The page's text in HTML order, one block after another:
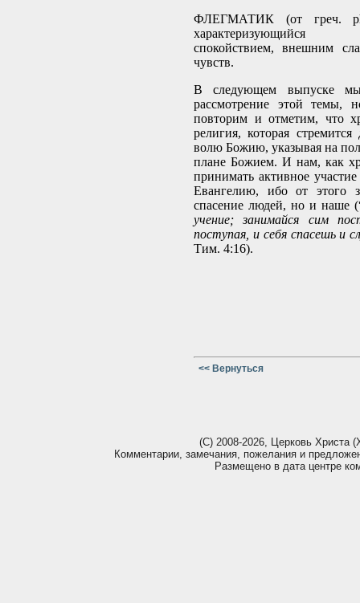
ФЛЕГМАТИК (от греч.
характеризующийся
спокойствием, внешним
чувств.
В следующем выпуске
рассмотрение этой темы,
повторим и отметим, что
религия, которая
волю Божию, указывая на
плане Божием. И нам, как
принимать активное
Евангелию, ибо от этого
спасение людей, но и наше
учение; занимайся сим
поступая, и себя спасешь и
Тим. 4:16).
<< Вернуться
(С) 2008-2026, Церковь Христа
Комментарии, замечания, пожелания и
Размещено в дата центре